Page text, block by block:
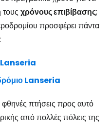
τους χρόνους επιβίβασης;
προσφέρει πάντα
Lanseria
Lanseria
πτήσεις προς αυτό
από πολλές πόλεις της